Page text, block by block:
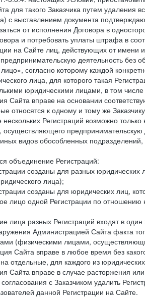
для такого Заказчика путем
с выставлением документа
от исполнения Договора в
и потребовать уплаты штрафа в
на Сайте лиц, действующих от имени
деятельность без
согласно которому каждой
лица, для которого такая
юридическими лицами, в том
Сайта вправе на основании
относятся к одному и тому же
Регистраций возможно
осуществляющего
иных видов обособленных
объединение Регистраций:
созданы для разных
лица);
созданы для юридических лиц,
лицо одной Регистрации по отношению
лица разных Регистраций входят в
Администрацией Сайта факта
(физическими лицами,
Сайта вправе в любое время без
отдельные, для каждого из
Сайта вправе в случае расторжения
с Заказчиком удалить
данной Регистрации на Сайте.